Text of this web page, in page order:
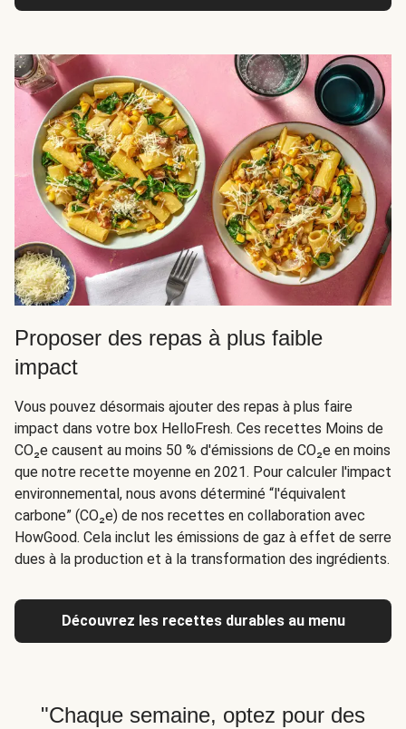
Proposer des repas à plus faible
impact
Vous pouvez désormais ajouter des repas à plus faire
impact dans votre box HelloFresh. Ces recettes Moins de
CO₂e causent au moins 50 % d'émissions de CO₂e en moins
que notre recette moyenne en 2021. Pour calculer l'impact
environnemental, nous avons déterminé “l'équivalent
carbone” (CO₂e) de nos recettes en collaboration avec
HowGood. Cela inclut les émissions de gaz à effet de serre
dues à la production et à la transformation des ingrédients.
Découvrez les recettes durables au menu
"Chaque semaine, optez pour des